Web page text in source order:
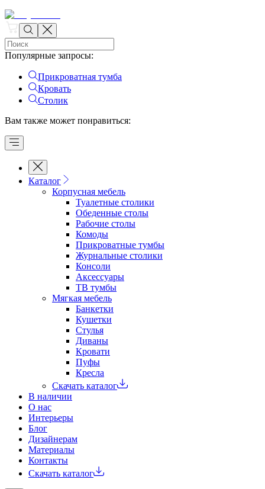
Популярные запросы:
Прикроватная тумба
Кровать
Столик
Вам также может понравиться:
Каталог
Корпусная мебель
Туалетные столики
Обеденные cтолы
Рабочие столы
Комоды
Прикроватные тумбы
Журнальные столики
Консоли
Аксессуары
ТВ тумбы
Мягкая мебель
Банкетки
Кушетки
Стулья
Диваны
Кровати
Пуфы
Кресла
Скачать каталог
В наличии
О нас
Интерьеры
Блог
Дизайнерам
Материалы
Контакты
Скачать каталог